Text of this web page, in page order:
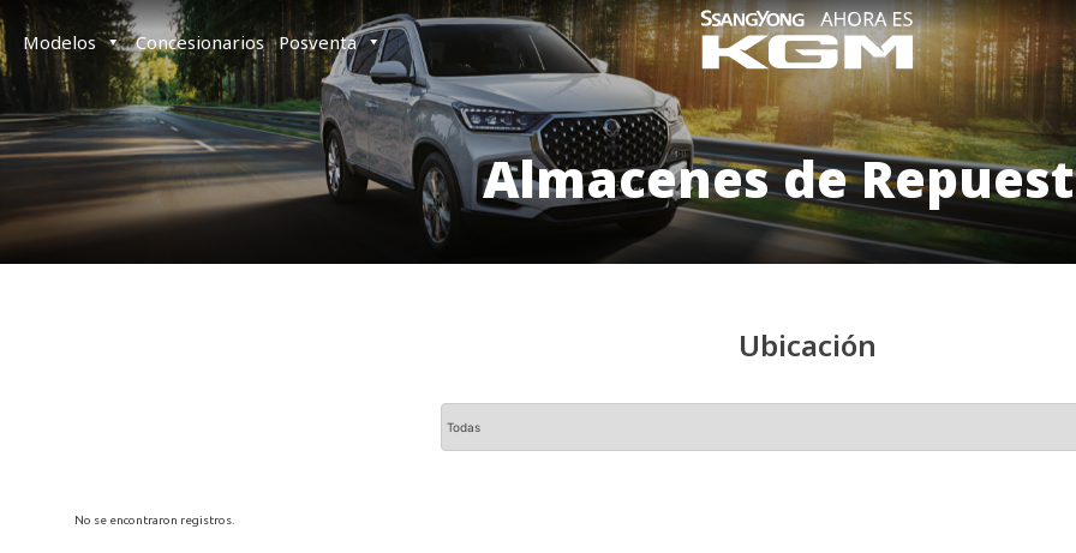
Modelos Concesionarios Posventa
Almacenes de
Ubicación
No se encontraron registros.